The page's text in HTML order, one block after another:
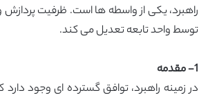
راهبرد، یکی از واسطه ها است. ظرفیت پردازش
توسط واحد تابعه تعدیل می کند.
1- مقدمه